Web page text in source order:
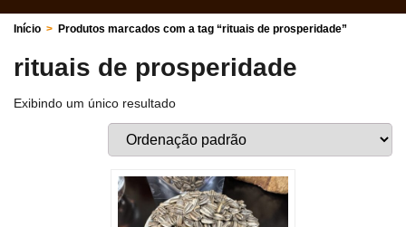
Início > Produtos marcados com a tag “rituais de prosperidade”
rituais de prosperidade
Exibindo um único resultado